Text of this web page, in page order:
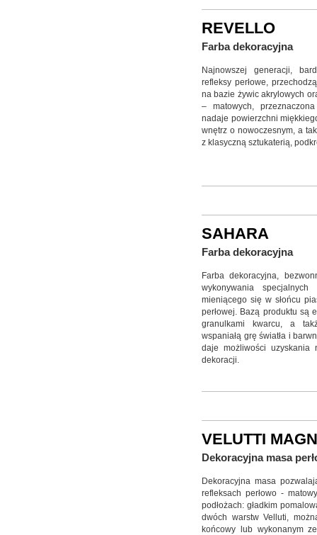
REVELLO
Farba dekoracyjna
Najnowszej generacji,
refleksy perłowe,
na bazie żywic akrylowych
– matowych,
nadaje powierzchni
wnętrz o nowoczesnym, a
z klasyczną sztukaterią,
SAHARA
Farba dekoracyjna
Farba dekoracyjna,
wykonywania
mieniącego się w słońcu
perłowej. Bazą produktu są
granulkami kwarcu, a
wspaniałą grę światła i
daje możliwości uzyskania
dekoracji.
VELUTTI
Dekoracyjna masa
Dekoracyjna masa
refleksach perłowo -
podłożach: gładkim
dwóch warstw Velluti,
końcowy lub wykonanym